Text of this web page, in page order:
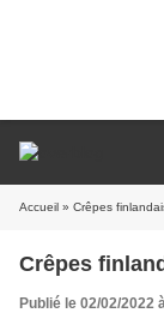
Accueil » Crêpes
Crêpes
Publié le 02/02/2022